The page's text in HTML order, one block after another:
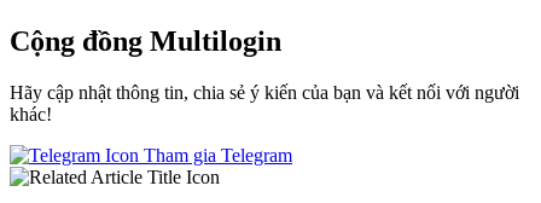
Cộng đồng Multilogin
Hãy cập nhật thông tin, chia sẻ ý kiến của bạn và kết nối với người
khác!
Tham gia Telegram